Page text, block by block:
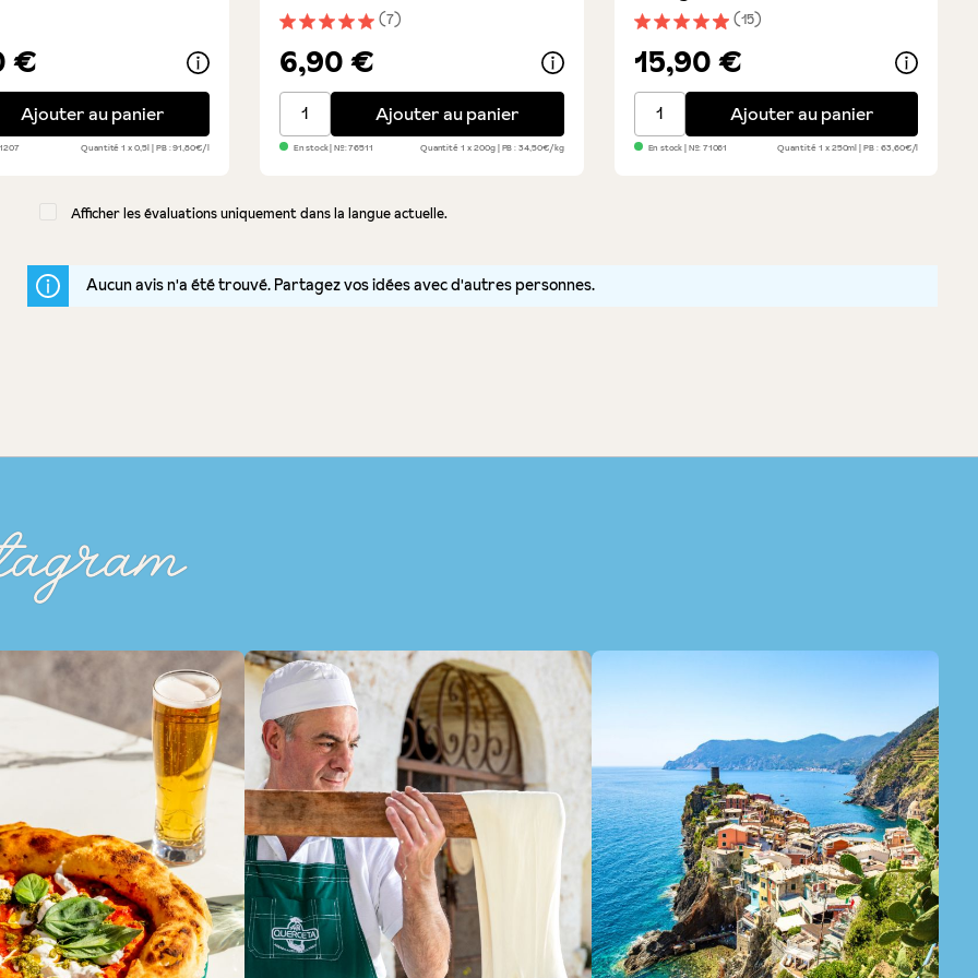
€
en terre cuite- arc-en-ciel
Ajouter au panier
Quantité1 x 0,5l PB : 91,80€/l
Note moyenne de 5 sur 5 étoiles
(7)
6,90 €
Amaretti morbidi al limone
Ajouter au panier
En stock| №:76511 Quantité1 x 200g PB : 34,50€/kg
Note moyenne de 4.9 sur 5 étoiles
(15)
15,90 €
Il Classico - 2 medaglie d'oro - stagionato
Ajouter au panier
En stock| №:71061 Quantité1 x 250ml PB : 63,60€/l
Afficher les évaluations uniquement dans la langue actuelle.
Aucun avis n'a été trouvé. Partagez vos idées avec d'autres personnes.